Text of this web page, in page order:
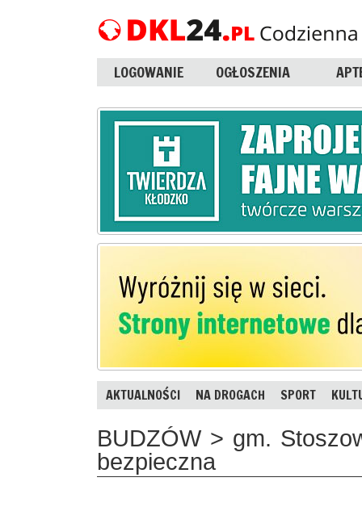
LOGOWANIE OGŁOSZENIA
AKTUALNOŚCI NA DROGACH SPORT
BUDZÓW > gm.
bezpieczna